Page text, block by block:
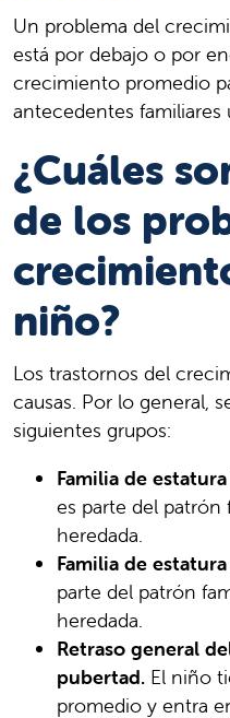
Un problema del
está por debajo o por
crecimiento promedio
antecedentes familiares
¿Cuáles
de los
niño?
Los trastornos del
causas. Por lo general,
siguientes grupos:
Familia de
es parte del patrón
heredada.
Familia de
parte del patrón
heredada.
Retraso general
pubertad. El niño
promedio y entra